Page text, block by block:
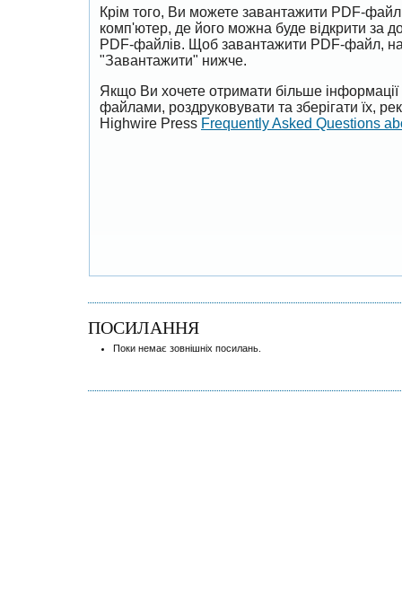
Крім того, Ви можете завантажити PDF-
комп'ютер, де його можна буде відкрити за
PDF-файлів. Щоб завантажити PDF-файл,
"Завантажити" нижче.
Якщо Ви хочете отримати більше
файлами, роздруковувати та зберігати їх,
Highwire Press Frequently Asked Questions
ПОСИЛАННЯ
Поки немає зовнішніх посилань.